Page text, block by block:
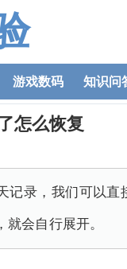
游戏数码 知识问
怎么恢复
记录，我们可以
会自行展开。